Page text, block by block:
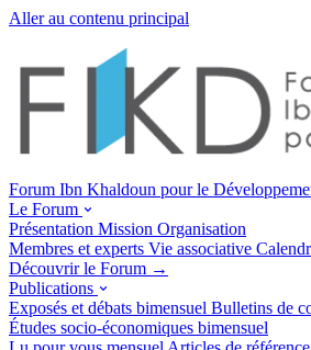
Aller au contenu principal
Forum Ibn Khaldoun pour le
Le Forum
Présentation Mission Organisation
Membres et experts Vie associative
Découvrir le Forum →
Publications
Exposés et débats bimensuel Bulletins de
Études socio-économiques bimensuel